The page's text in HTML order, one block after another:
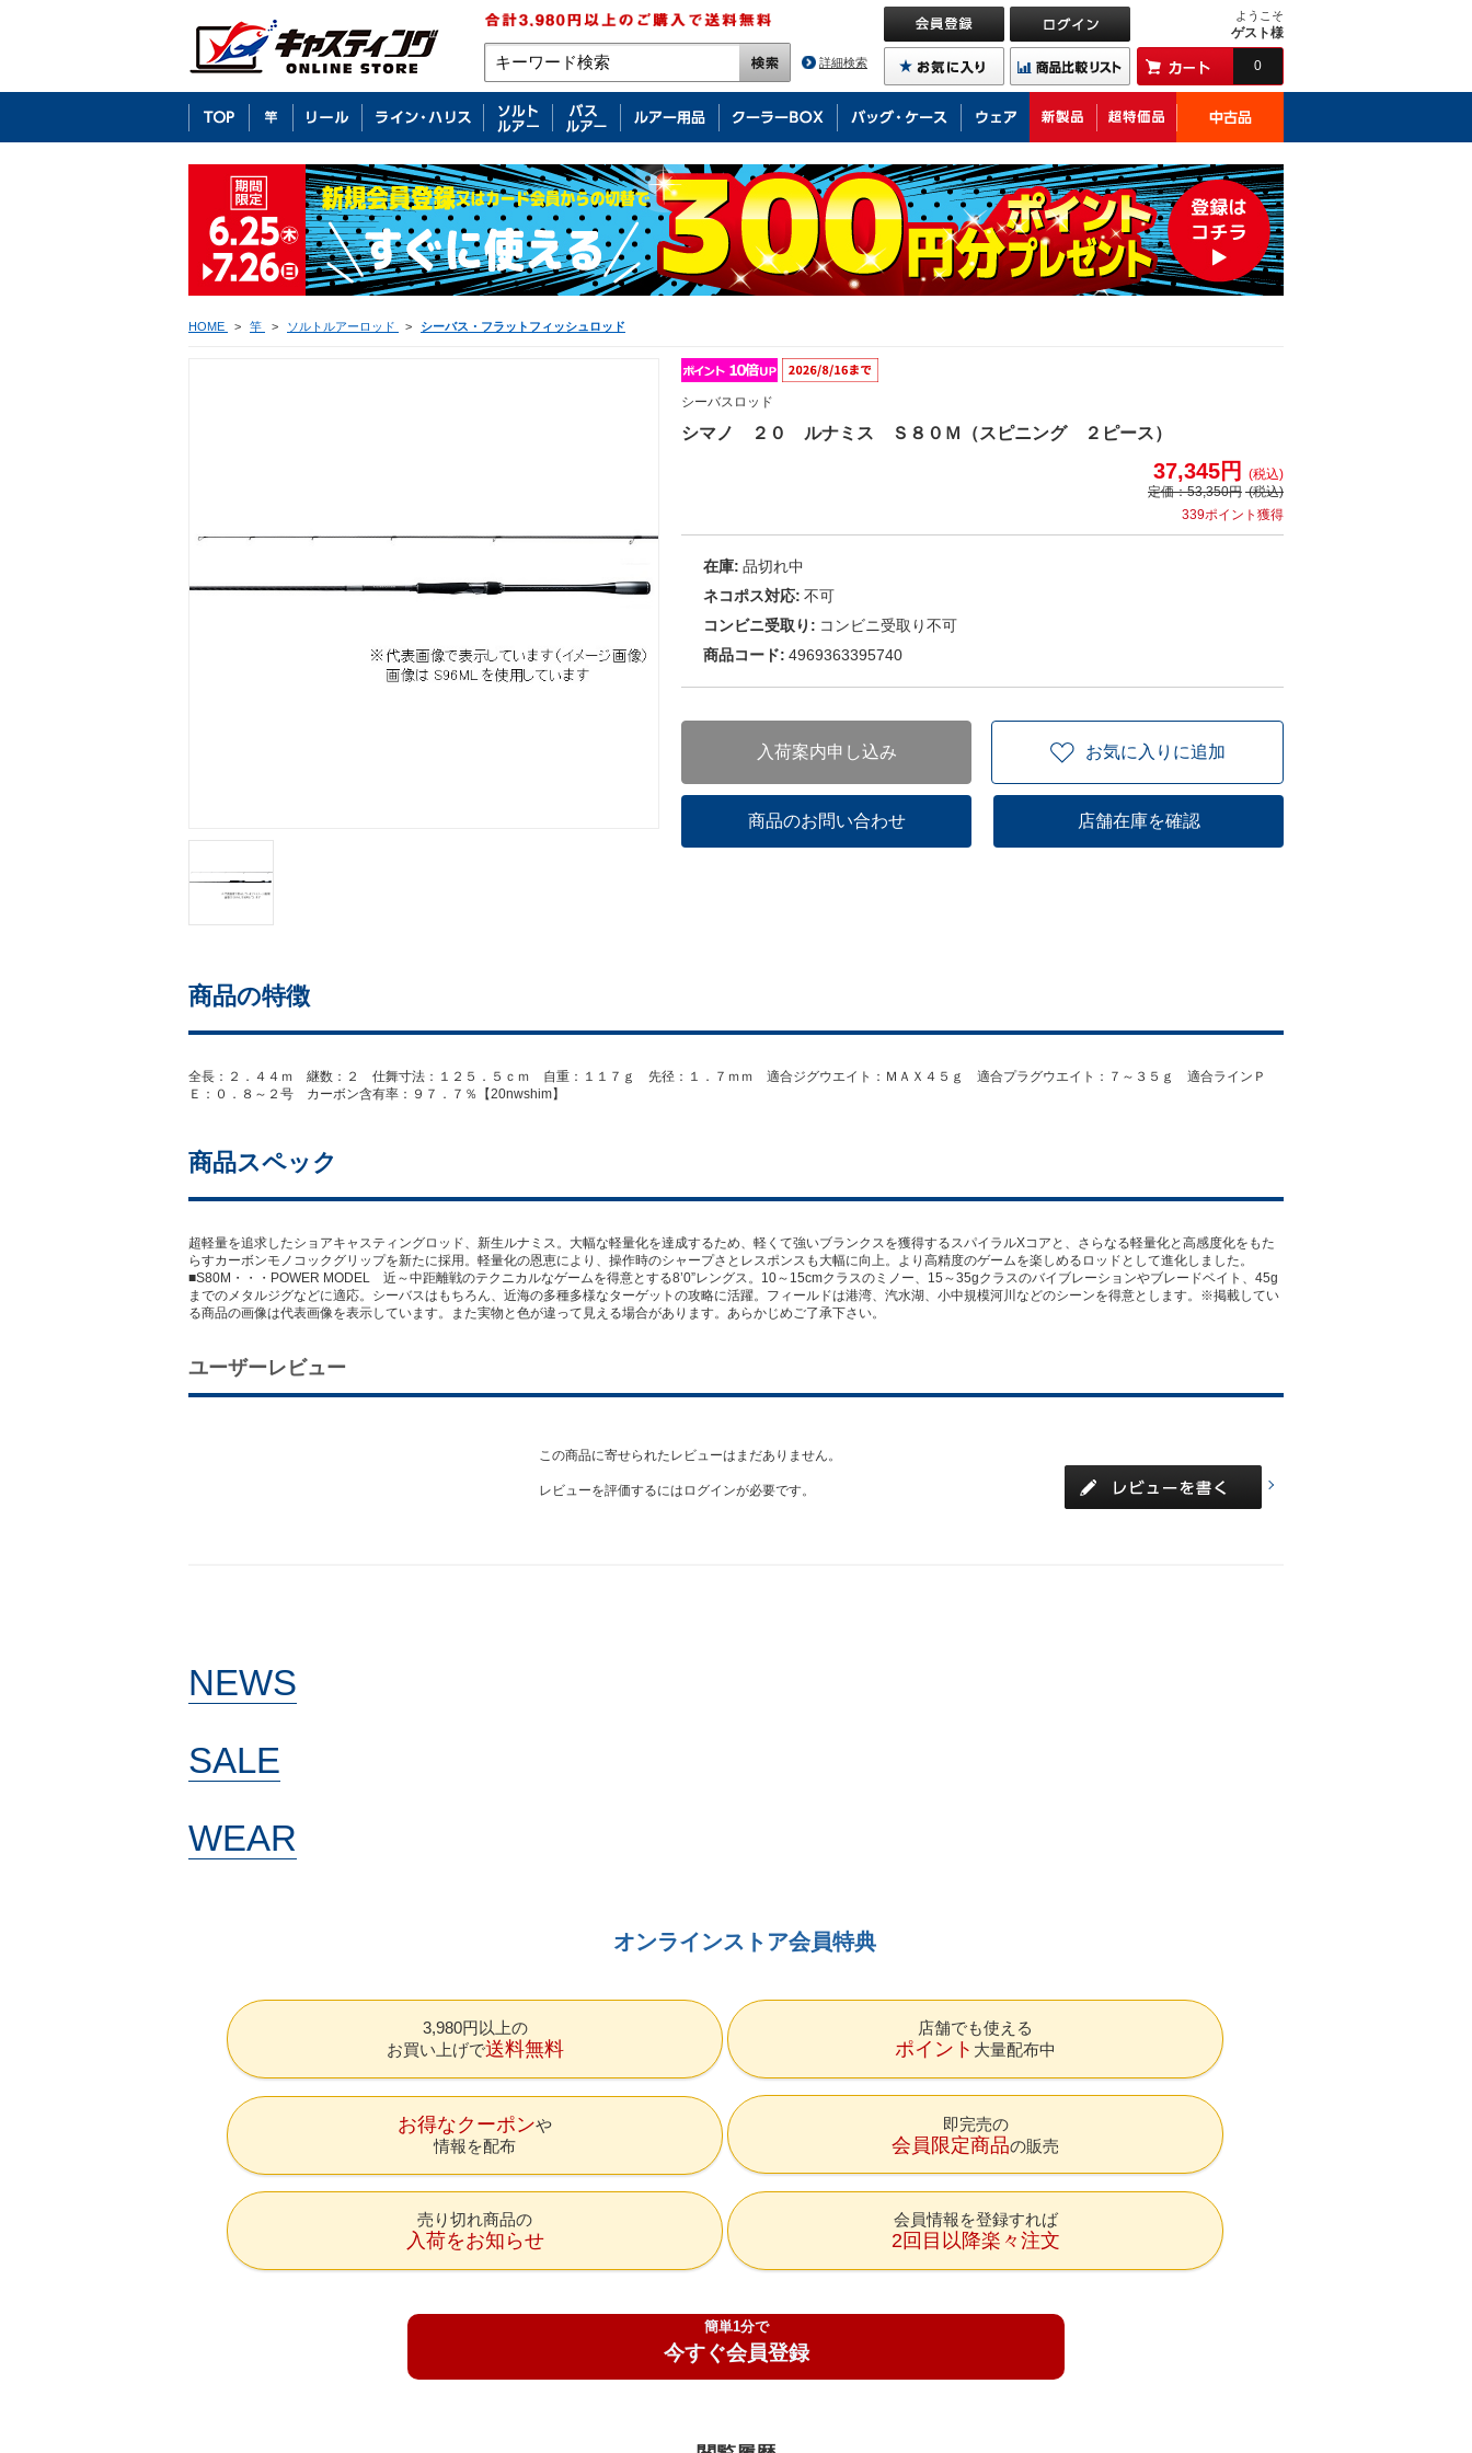
詳細検索
ようこそ
ゲスト様
0
HOME > 竿 > ソルトルアーロッド > シーバス・フラットフィッシュロッド
シーバスロッド
シマノ ２０ ルナミス Ｓ８０Ｍ（スピニング ２ピース）
37,345円
(税込)
定価：53,350円 (税込)
339ポイント獲得
在庫: 品切れ中
ネコポス対応: 不可
コンビニ受取り: コンビニ受取り不可
商品コード: 4969363395740
入荷案内申し込み お気に入りに追加
商品のお問い合わせ 店舗在庫を確認
商品の特徴
全長：２．４４ｍ 継数：２ 仕舞寸法：１２５．５ｃｍ 自重：１１７ｇ 先径：１．７ｍｍ 適合ジグウエイト：ＭＡＸ４５ｇ 適合プラグウエイト：７～３５ｇ 適合ラインＰ
Ｅ：０．８～２号 カーボン含有率：９７．７％【20nwshim】
商品スペック
超軽量を追求したショアキャスティングロッド、新生ルナミス。大幅な軽量化を達成するため、軽くて強いブランクスを獲得するスパイラルXコアと、さらなる軽量化と高感度化をもた
らすカーボンモノコックグリップを新たに採用。軽量化の恩恵により、操作時のシャープさとレスポンスも大幅に向上。より高精度のゲームを楽しめるロッドとして進化しました。
■S80M・・・POWER MODEL 近～中距離戦のテクニカルなゲームを得意とする8’0”レングス。10～15cmクラスのミノー、15～35gクラスのバイブレーションやブレードベイト、45g
までのメタルジグなどに適応。シーバスはもちろん、近海の多種多様なターゲットの攻略に活躍。フィールドは港湾、汽水湖、小中規模河川などのシーンを得意とします。※掲載してい
る商品の画像は代表画像を表示しています。また実物と色が違って見える場合があります。あらかじめご了承下さい。
ユーザーレビュー
この商品に寄せられたレビューはまだありません。
レビューを評価するには ログインが必要です。
NEWS
SALE
WEAR
オンラインストア会員特典
3,980円以上の
お買い上げで送料無料
店舗でも使える
ポイント 大量配布中
お得なクーポン
情報を配布
即完売の
会員限定商品の販売
売り切れ商品の
入荷をお知らせ
会員情報を登録すれば
2回目以降楽々注文
簡単1分で
今すぐ会員登録